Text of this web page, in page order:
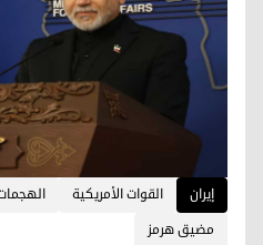
إيران القوات الأمريكية الهجمات
مضيق هرمز